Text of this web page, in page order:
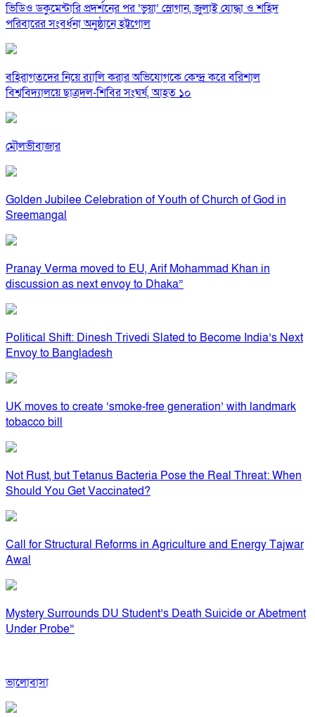
ভিডিও ডকুমেন্টারি প্রদর্শনের পর ‘ভুয়া’ স্লোগান, জুলাই যোদ্ধা ও শহিদ
পরিবারের সংবর্ধনা অনুষ্ঠানে হট্টগোল
বহিরাগতদের নিয়ে র‍্যালি করার অভিযোগকে কেন্দ্র করে বরিশাল
বিশ্ববিদ্যালয়ে ছাত্রদল-শিবির সংঘর্ষ, আহত ১০
মৌলভীবাজার
Golden Jubilee Celebration of Youth of Church of God in
Sreemangal
Pranay Verma moved to EU, Arif Mohammad Khan in
discussion as next envoy to Dhaka”
Political Shift: Dinesh Trivedi Slated to Become India’s Next
Envoy to Bangladesh
UK moves to create ‘smoke-free generation’ with landmark
tobacco bill
Not Rust, but Tetanus Bacteria Pose the Real Threat: When
Should You Get Vaccinated?
Call for Structural Reforms in Agriculture and Energy Tajwar
Awal
Mystery Surrounds DU Student’s Death Suicide or Abetment
Under Probe”
ভালোবাসা